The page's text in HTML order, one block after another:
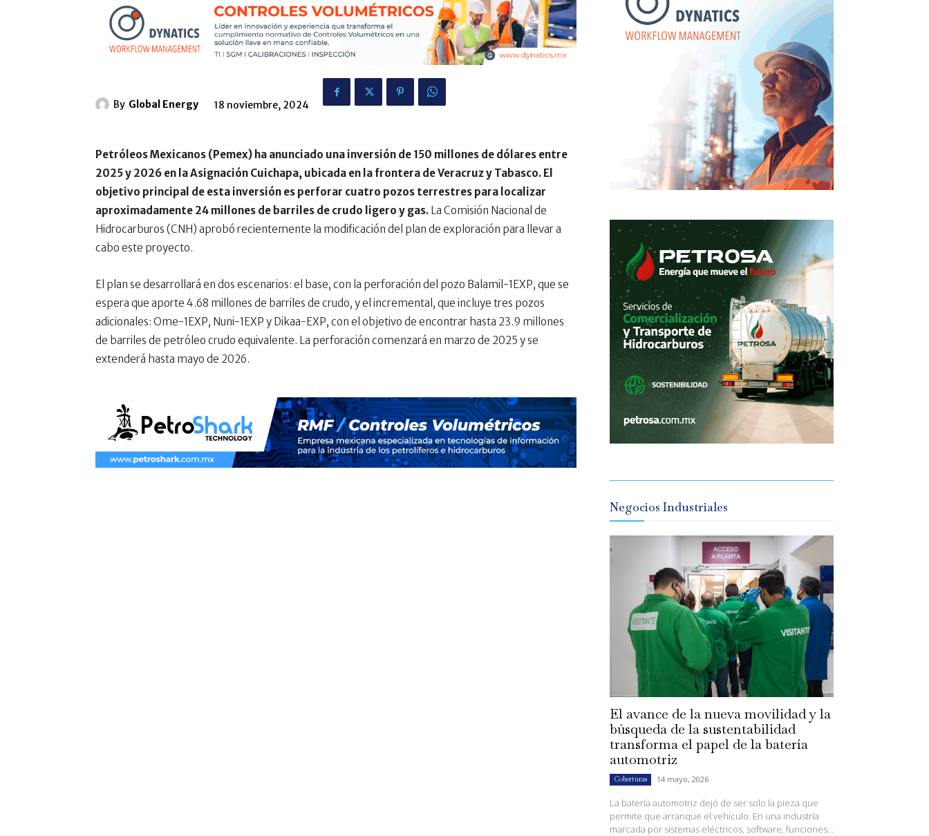
By Global Energy 18 noviembre, 2024
Petróleos Mexicanos (Pemex) ha anunciado una inversión de 150 millones de dólares entre
2025 y 2026 en la Asignación Cuichapa, ubicada en la frontera de Veracruz y Tabasco. El
objetivo principal de esta inversión es perforar cuatro pozos terrestres para localizar
aproximadamente 24 millones de barriles de crudo ligero y gas. La Comisión Nacional de
Hidrocarburos (CNH) aprobó recientemente la modificación del plan de exploración para llevar a
cabo este proyecto.
El plan se desarrollará en dos escenarios: el base, con la perforación del pozo Balamil-1EXP, que se
espera que aporte 4.68 millones de barriles de crudo, y el incremental, que incluye tres pozos
adicionales: Ome-1EXP, Nuni-1EXP y Dikaa-EXP, con el objetivo de encontrar hasta 23.9 millones
de barriles de petróleo crudo equivalente. La perforación comenzará en marzo de 2025 y se
extenderá hasta mayo de 2026.
Negocios Industriales
El avance de la nueva movilidad y la
búsqueda de la sustentabilidad
transforma el papel de la batería
automotriz
Coberturas 14 mayo, 2026
La batería automotriz dejó de ser solo la pieza que
permite que arranque el vehículo. En una industria
marcada por sistemas eléctricos, software, funciones...